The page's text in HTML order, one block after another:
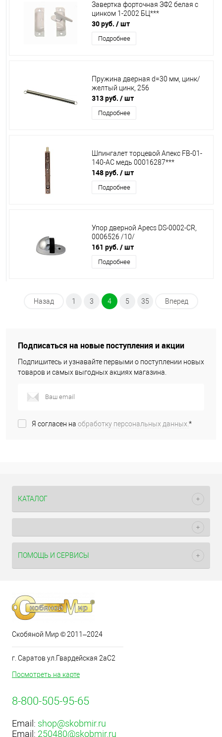
Завертка форточная ЗФ2 белая с
цинком 1-2002 БЦ***
30 руб. / шт
Подробнее
Пружина дверная d=30 мм, цинк/
желтый цинк, 256
313 руб. / шт
Подробнее
Шпингалет торцевой Апекс FВ-01-
140-АС медь 00016287***
148 руб. / шт
Подробнее
Упор дверной Apecs DS-0002-CR,
0006526 /10/
161 руб. / шт
Подробнее
Назад 1 3 4 5 35 Вперед
Подписаться на новые поступления и акции
Подпишитесь и узнавайте первыми о поступлении новых
товаров и самых выгодных акциях магазина.
Я согласен на обработку персональных данных.*
КАТАЛОГ
ПОМОЩЬ И СЕРВИСЫ
Скобяной Мир © 2011–2024
г. Саратов ул.Гвардейская 2аС2
Посмотреть на карте
8-800-505-95-65
Email: shop@skobmir.ru
Email: 250480@skobmir.ru